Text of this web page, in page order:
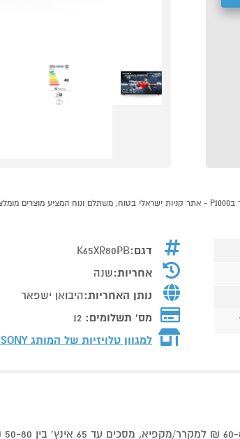
דגם:K65XR80PB
אחריות:שנה
נותן האחריות:היבואן ישפאר
מס' תשלומים: 12
למגוון טלויזיות של המותגSONY סוני